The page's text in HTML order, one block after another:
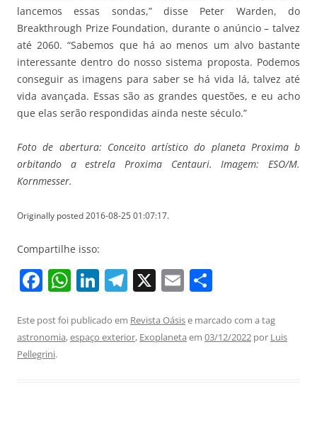
lancemos essas sondas,” disse Peter Warden, do
Breakthrough Prize Foundation, durante o anúncio – talvez
até 2060. “Sabemos que há ao menos um alvo bastante
interessante dentro do nosso sistema proposta. Podemos
conseguir as imagens para saber se há vida lá, talvez até
vida avançada. Essas são as grandes questões, e eu acho
que elas serão respondidas ainda neste século.”
Foto de abertura: Conceito artístico do planeta Proxima b
orbitando a estrela Proxima Centauri. Imagem: ESO/M.
Kornmesser.
Originally posted 2016-08-25 01:07:17.
Compartilhe isso:
F
c
e
W
at
s
Li
k
e
T
e
gr
X E
ai
l
ar
e
Este post foi publicado em Revista Oásise marcado com a tag
astronomia,espaço exterior, Exoplaneta em 03/12/2022 por Luis
Pellegrini.